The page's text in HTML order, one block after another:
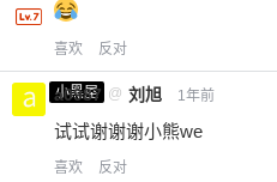
喜欢 反对
小黑屋
a0987 @ 刘旭 1年前
试试谢谢谢小熊we
喜欢 反对